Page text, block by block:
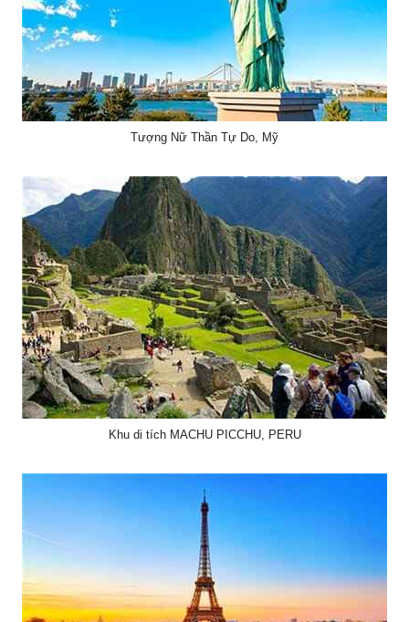
Tượng Nữ Thần Tự Do, Mỹ
Khu di tích MACHU PICCHU, PERU